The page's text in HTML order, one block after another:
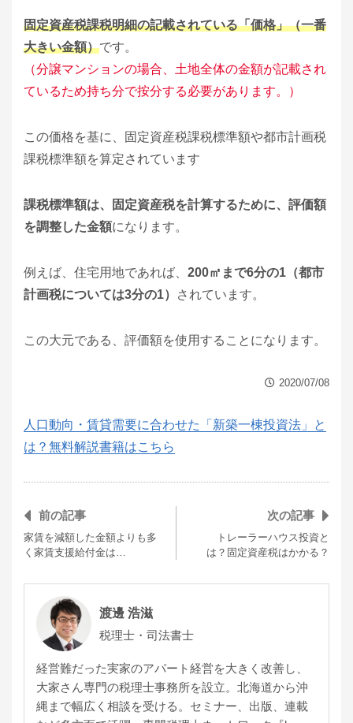
固定資産税課税明細の記載されている「価格」（一番
大きい金額）です。
（分譲マンションの場合、土地全体の金額が記載され
ているため持ち分で按分する必要があります。）
この価格を基に、固定資産税課税標準額や都市計画税
課税標準額を算定されています
課税標準額は、固定資産税を計算するために、評価額
を調整した金額になります。
例えば、住宅用地であれば、 200㎡まで6分の1（都市
計画税については3分の1）
されています。
この大元である、評価額を使用することになります。
2020/07/08
人口動向・賃貸需要に合わせた「新築一棟投資法」と
は？無料解説書籍はこちら
前の記事
家賃を減額した金額よりも多
く家賃支援給付金は…
次の記事
トレーラーハウス投資と
は？固定資産税はかかる？
渡邊 浩滋
税理士・司法書士
経営難だった実家のアパート経営を大きく改善し、
大家さん専門の税理士事務所を設立。北海道から沖
縄まで幅広く相談を受ける。セミナー、出版、連載